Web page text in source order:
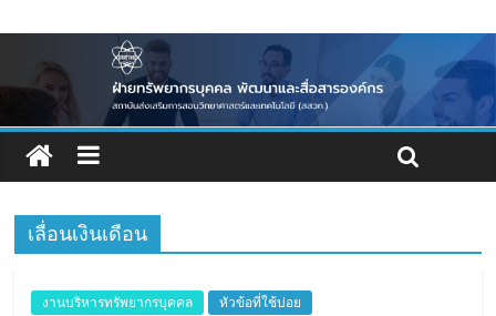
เลื่อนเงินเดือน
งานบริหารทรัพยากรบุคคล หัวข้อที่ใช้บ่อย